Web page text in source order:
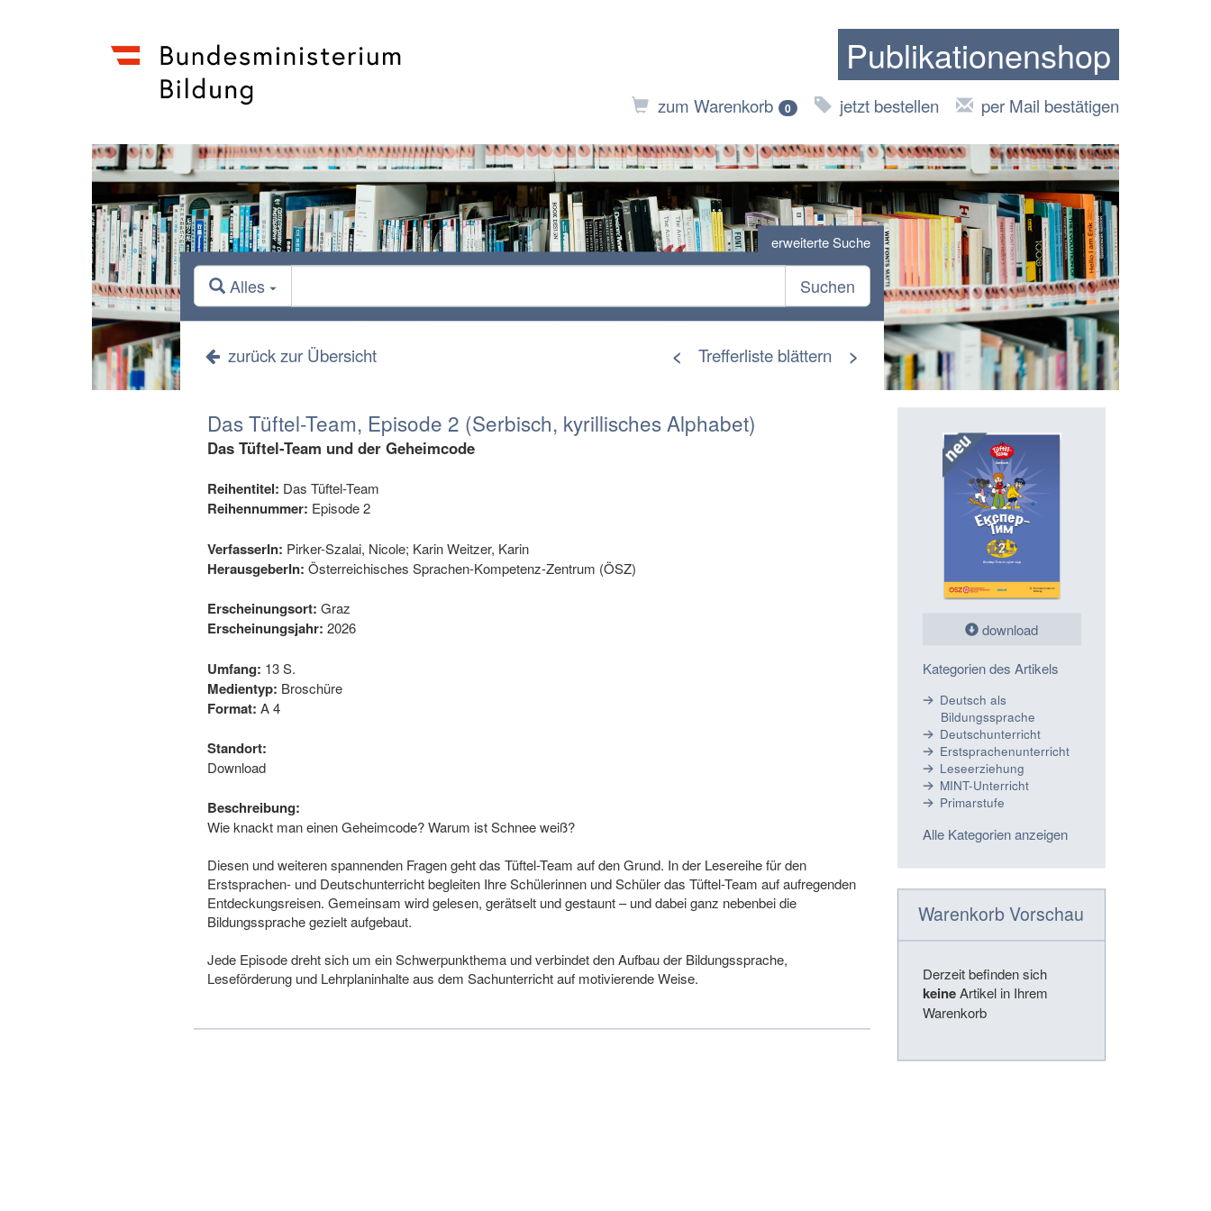
Publikationenshop
zum Warenkorb 0 jetzt bestellen per Mail bestätigen
erweiterte Suche
Alles Suchen
zurück zur Übersicht < Trefferliste blättern >
Das Tüftel-Team, Episode 2 (Serbisch, kyrillisches Alphabet)
Das Tüftel-Team und der Geheimcode
Reihentitel: Das Tüftel-Team
Reihennummer: Episode 2
VerfasserIn: Pirker-Szalai, Nicole; Karin Weitzer, Karin
HerausgeberIn: Österreichisches Sprachen-Kompetenz-Zentrum (ÖSZ)
Erscheinungsort: Graz
Erscheinungsjahr: 2026
Umfang: 13 S.
Medientyp: Broschüre
Format: A 4
Standort:
Download
Beschreibung:
Wie knackt man einen Geheimcode? Warum ist Schnee weiß?
Diesen und weiteren spannenden Fragen geht das Tüftel-Team auf den Grund. In der Lesereihe für den
Erstsprachen- und Deutschunterricht begleiten Ihre Schülerinnen und Schüler das Tüftel-Team auf aufregenden
Entdeckungs­reisen. Gemeinsam wird gelesen, gerät­selt und gestaunt – und dabei ganz nebenbei die
Bildungssprache gezielt aufgebaut.
Jede Episode dreht sich um ein Schwer­punkthema und verbindet den Aufbau der Bildungssprache,
Leseförderung und Lehrplaninhalte aus dem Sachunterricht auf moti­vie­rende Weise.
download
Kategorien des Artikels
Deutsch als
Bildungssprache
Deutschunterricht
Erstsprachenunterricht
Leseerziehung
MINT-Unterricht
Primarstufe
Alle Kategorien anzeigen
Warenkorb Vorschau
Derzeit befinden sich
keineArtikel in Ihrem
Warenkorb